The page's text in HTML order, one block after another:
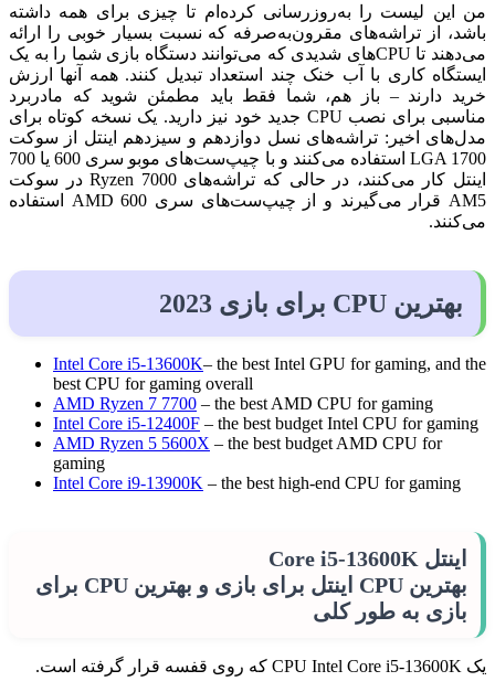
من این لیست را به‌روزرسانی کرده‌ام تا چیزی برای همه داشته
باشد، از تراشه‌های مقرون‌به‌صرفه که نسبت بسیار خوبی را ارائه
می‌دهند تا CPU‌های شدیدی که می‌توانند دستگاه بازی شما را به یک
ایستگاه کاری با آب خنک چند استعداد تبدیل کنند. همه آنها ارزش
خرید دارند – باز هم، شما فقط باید مطمئن شوید که مادربرد
مناسبی برای نصب CPU جدید خود نیز دارید. یک نسخه کوتاه برای
مدل‌های اخیر: تراشه‌های نسل دوازدهم و سیزدهم اینتل از سوکت
LGA 1700 استفاده می‌کنند و با چیپ‌ست‌های موبو سری 600 یا 700
اینتل کار می‌کنند، در حالی که تراشه‌های Ryzen 7000 در سوکت
AM5 قرار می‌گیرند و از چیپ‌ست‌های سری 600 AMD استفاده
می‌کنند.
بهترین CPU برای بازی 2023
Intel Core i5-13600K– the best Intel GPU for gaming, and the
best CPU for gaming overall
AMD Ryzen 7 7700 – the best AMD CPU for gaming
Intel Core i5-12400F – the best budget Intel CPU for gaming
AMD Ryzen 5 5600X – the best budget AMD CPU for
gaming
Intel Core i9-13900K – the best high-end CPU for gaming
اینتل Core i5-13600K
بهترین CPU اینتل برای بازی و بهترین CPU برای
بازی به طور کلی
یک CPU Intel Core i5-13600K که روی قفسه قرار گرفته است.